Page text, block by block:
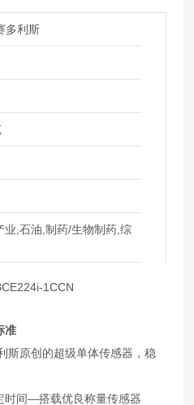
多利斯
业,石油,制药/生物制药,综
1CCN
准
原创的超级单体传感器，稳
时间—搭载优良称量传感器